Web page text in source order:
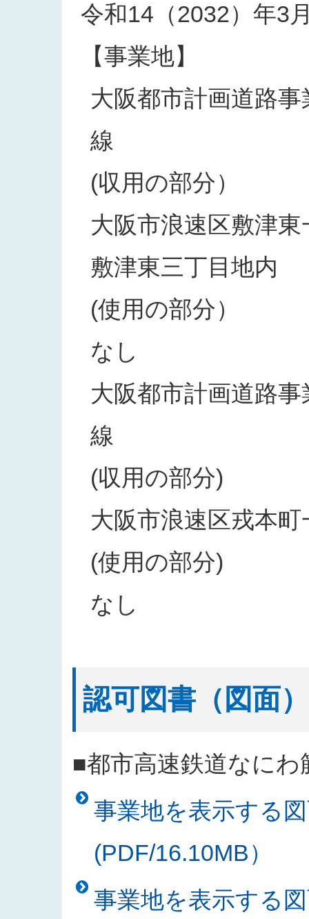
令和14（2032）年3
【事業地】
大阪都市計画道路
線
(収用の部分）
大阪市浪速区敷津
敷津東三丁目地内
(使用の部分）
なし
大阪都市計画道路
線
(収用の部分)
大阪市浪速区戎本
(使用の部分)
なし
認可図書（図面）
■都市高速鉄道なにわ
事業地を表示する
(PDF/16.10MB）
事業地を表示する